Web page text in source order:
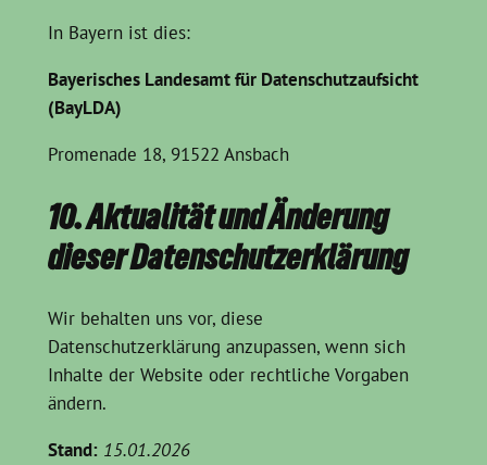
In Bayern ist dies:
Bayerisches Landesamt für Datenschutzaufsicht
(BayLDA)
Promenade 18, 91522 Ansbach
10. Aktualität und Änderung
dieser Datenschutzerklärung
Wir behalten uns vor, diese
Datenschutzerklärung anzupassen, wenn sich
Inhalte der Website oder rechtliche Vorgaben
ändern.
Stand: 15.01.2026